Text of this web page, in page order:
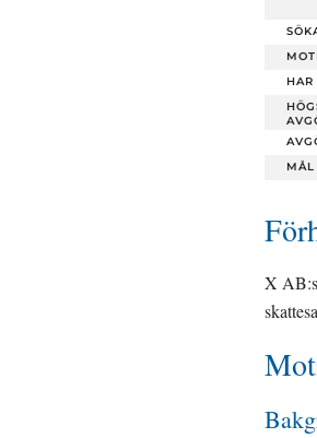
HAR
MÅL
X